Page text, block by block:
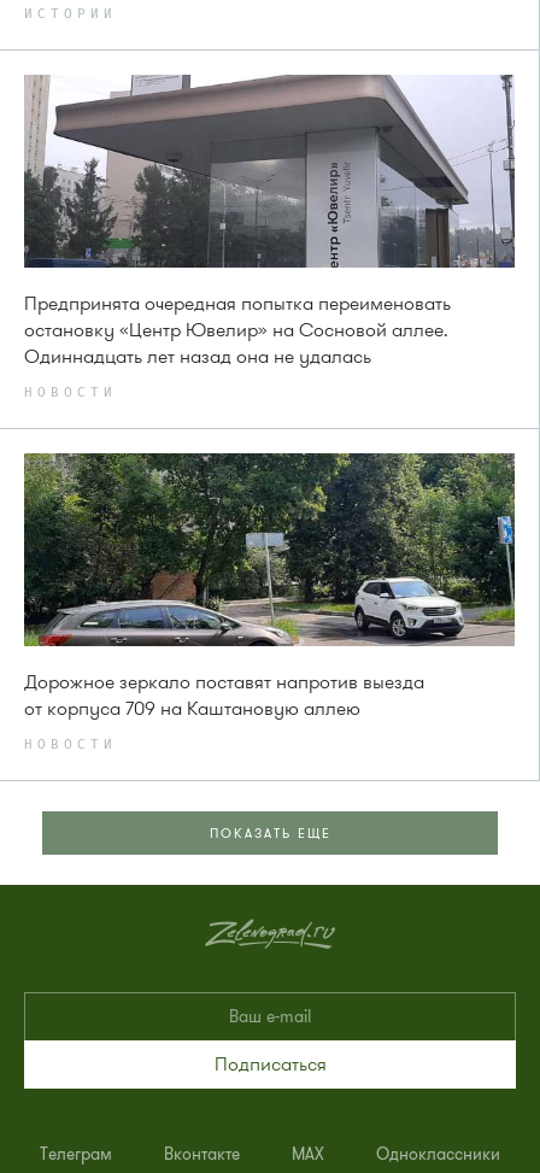
ИСТОРИИ
Предпринята очередная попытка переименовать
остановку «Центр Ювелир» на Сосновой аллее.
Одиннадцать лет назад она не удалась
НОВОСТИ
Дорожное зеркало поставят напротив выезда
от корпуса 709 на Каштановую аллею
НОВОСТИ
ПОКАЗАТЬ ЕЩЕ
Подписаться
Телеграм Вконтакте MAX Одноклассники